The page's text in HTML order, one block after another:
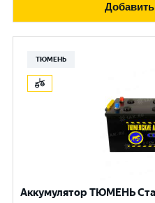
ТЮМЕНЬ
Аккумулятор ТЮМЕНЬ